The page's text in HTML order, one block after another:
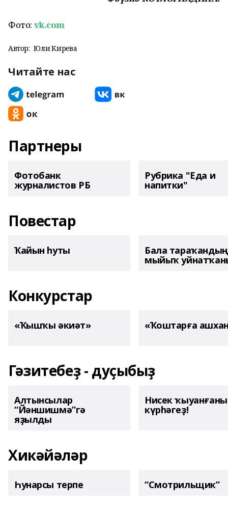
Фото: vk.com
Автор: Юлиә Кирәева
Читайте нас
Партнеры
Фотобанк
журналистов РБ
Рубрика "Еда и
напитки"
Повестар
Ҡайын һуты Бала тараҡандың
мыйыҡ
Конкурстар
«Ҡышҡы әкиәт» «Ҡоштарға
Гәзитебеҙ - дуҫыбыҙ
Алтынсылар
“Йәншишмә”гә
яҙылды
Нисек
күрһәгеҙ!
Хикәйәләр
Һунарсы терпе “Смотрильщик”